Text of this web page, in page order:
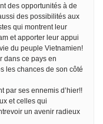
des opportunités à de
des possibilités aux
qui montrent leur
et apporter leur appui
du peuple Vietnamien!
dans ce pays en
les chances de son côté
par ses ennemis d’hier!!
et celles qui
un avenir radieux